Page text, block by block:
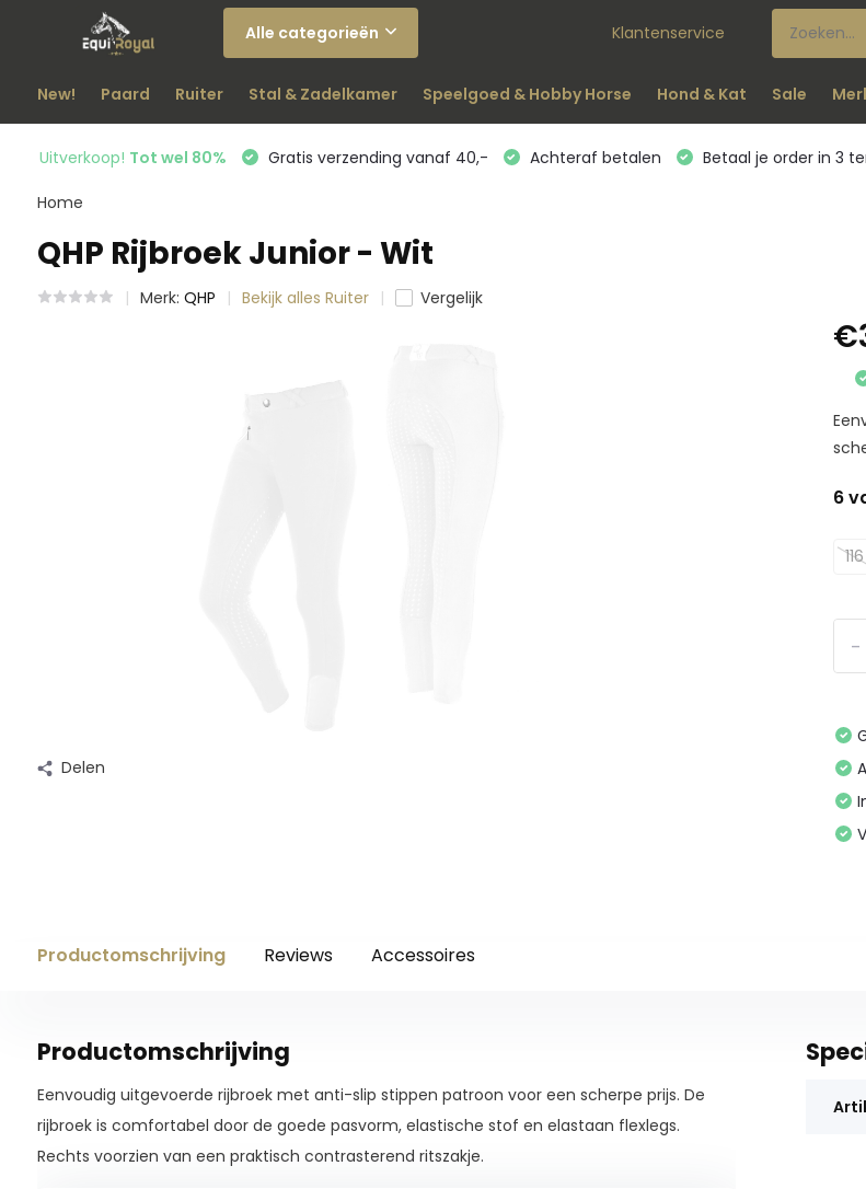
Alle categorieën Klantenservice
New! Paard Ruiter Stal & Zadelkamer Speelgoed & Hobby Horse Hond & Kat Sale
Uitverkoop! Tot wel 80% Gratis verzending vanaf 40,- Achteraf betalen Betaal je order in 3
Home
QHP Rijbroek Junior - Wit
Merk: QHP Bekijk alles Ruiter Vergelijk
Delen
6
116
-
Productomschrijving Reviews Accessoires
Productomschrijving
Eenvoudig uitgevoerde rijbroek met anti-slip stippen patroon voor een scherpe prijs. De
rijbroek is comfortabel door de goede pasvorm, elastische stof en elastaan flexlegs.
Rechts voorzien van een praktisch contrasterend ritszakje.